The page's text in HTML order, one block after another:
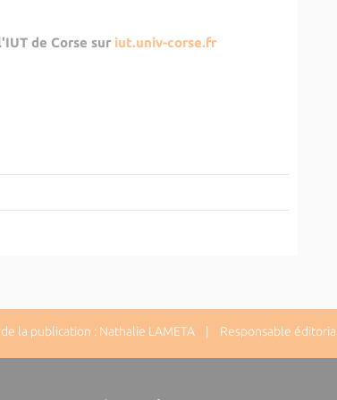
de Corse sur iut.univ-corse.fr
la publication : Nathalie LAMETA | Responsable éditorial